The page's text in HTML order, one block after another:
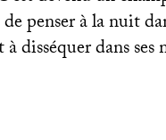
penser à la nuit
disséquer dans ses